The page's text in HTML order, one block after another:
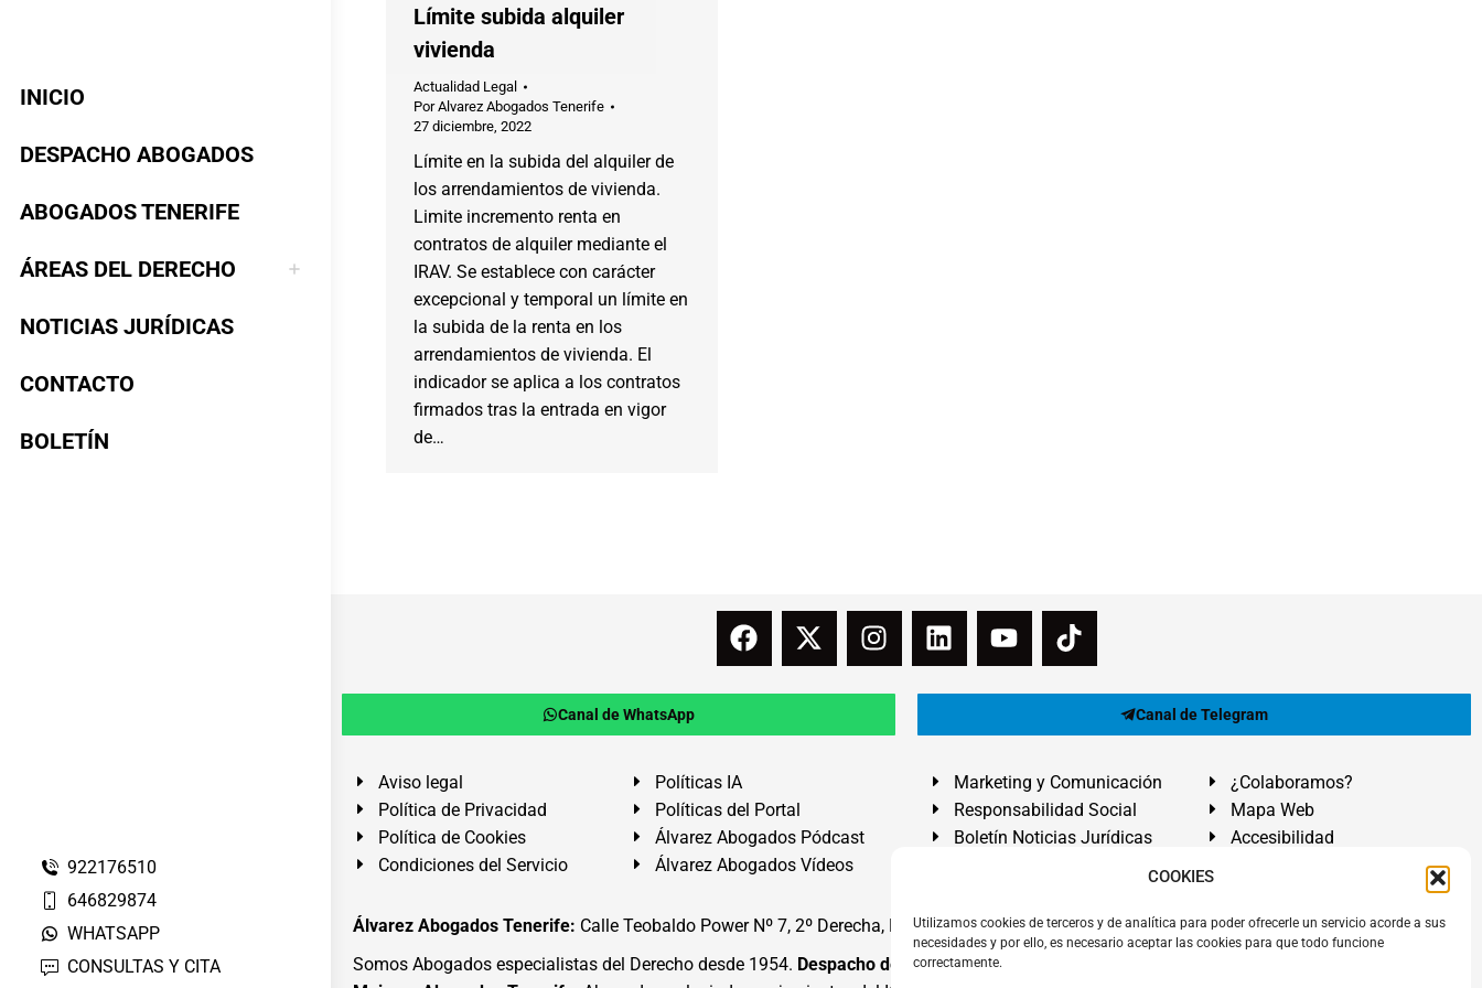
COOKIES
Utilizamos cookies de terceros y de analítica para poder ofrecerle un servicio acorde a sus
necesidades y por ello, es necesario aceptar las cookies para que todo funcione
correctamente.
INICIO
DESPACHO ABOGADOS
ABOGADOS TENERIFE
ÁREAS DEL DERECHO
NOTICIAS JURÍDICAS
CONTACTO
BOLETÍN
922176510
646829874
WHATSAPP
CONSULTAS Y CITA
Límite subida alquiler
vivienda
Actualidad Legal
PorAlvarez Abogados Tenerife
27 diciembre, 2022
Límite en la subida del alquiler de
los arrendamientos de vivienda.
Limite incremento renta en
contratos de alquiler mediante el
IRAV. Se establece con carácter
excepcional y temporal un límite en
la subida de la renta en los
arrendamientos de vivienda. El
indicador se aplica a los contratos
firmados tras la entrada en vigor
de…
Canal de WhatsApp Canal de Telegram
Aviso legal
Política de Privacidad
Política de Cookies
Condiciones del Servicio
Políticas IA
Políticas del Portal
Álvarez Abogados Pódcast
Álvarez Abogados Vídeos
Marketing y Comunicación
Responsabilidad Social
Boletín Noticias Jurídicas
¿Colaboramos?
Mapa Web
Accesibilidad
Álvarez Abogados Tenerife: Calle Teobaldo Power Nº 7, 2º Derecha, El Médano, Granadilla de Abona, Santa Cruz de Tenerife. Islas Canarias.
Somos Abogados especialistas del Derecho desde 1954. Despacho de Abogados El Médano